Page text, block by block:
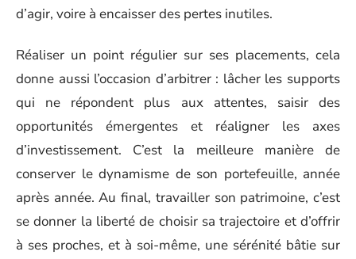
d’agir, voire à encaisser des pertes inutiles.
Réaliser un point régulier sur ses placements, cela
donne aussi l’occasion d’arbitrer : lâcher les supports
qui ne répondent plus aux attentes, saisir des
opportunités émergentes et réaligner les axes
d’investissement. C’est la meilleure manière de
conserver le dynamisme de son portefeuille, année
après année. Au final, travailler son patrimoine, c’est
se donner la liberté de choisir sa trajectoire et d’offrir
à ses proches, et à soi-même, une sérénité bâtie sur